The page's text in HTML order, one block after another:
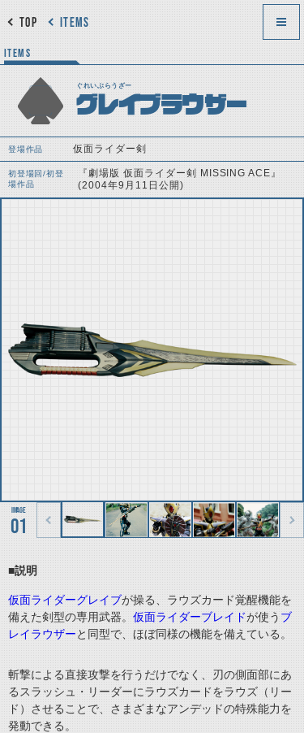
ITEMS
TOP
ITEMS
ぐれいぶらうざー
グレイブラウザー
登場作品 仮面ライダー剣
初登場回/初登
場作品
『劇場版 仮面ライダー剣 MISSING ACE』
(2004年9月11日公開)
01
■説明
仮面ライダーグレイブが操る、ラウズカード覚醒機能を
備えた剣型の専用武器。 仮面ライダーブレイドが使う ブ
レイラウザーと同型で、ほぼ同様の機能を備えている。
斬撃による直接攻撃を行うだけでなく、刃の側面部にあ
るスラッシュ・リーダーにラウズカードをラウズ（リー
ド）させることで、さまざまなアンデッドの特殊能力を
発動できる。